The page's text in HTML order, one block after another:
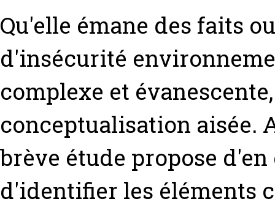
Qu'elle émane des faits
d'insécurité
complexe et
conceptualisation aisée.
brève étude propose
d'identifier les éléments